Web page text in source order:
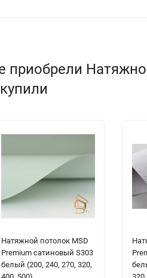
приобрели
Натяжной потолок MSD
Premium сатиновый S303
белый (200, 240, 270, 320,